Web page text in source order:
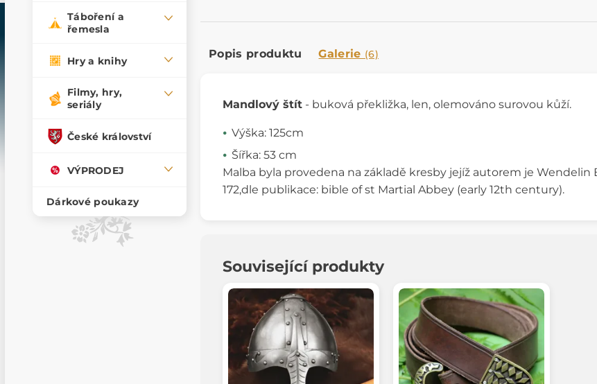
Táboření a
řemesla
Hry a knihy
Filmy, hry,
seriály
České království
VÝPRODEJ
Dárkové poukazy
Popis produktu Galerie (6)
Mandlový štít - buková překližka, len, olemováno surovou kůží.
Výška: 125cm
Šířka: 53 cm
Malba byla provedena na základě kresby jejíž autorem je
172,dle publikace: bible of st Martial Abbey (early 12th century).
Související produkty